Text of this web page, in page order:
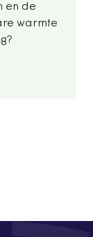
en de
warmte